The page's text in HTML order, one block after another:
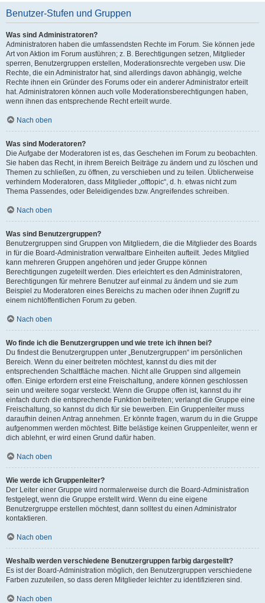
Benutzer-Stufen und Gruppen
Was sind Administratoren?
Administratoren haben die umfassendsten Rechte im Forum. Sie können jede
Art von Aktion im Forum ausführen; z. B. Berechtigungen setzen, Mitglieder
sperren, Benutzergruppen erstellen, Moderationsrechte vergeben usw. Die
Rechte, die ein Administrator hat, sind allerdings davon abhängig, welche
Rechte ihnen ein Gründer des Forums oder ein anderer Administrator erteilt
hat. Administratoren können auch volle Moderationsberechtigungen haben,
wenn ihnen das entsprechende Recht erteilt wurde.
Nach oben
Was sind Moderatoren?
Die Aufgabe der Moderatoren ist es, das Geschehen im Forum zu beobachten.
Sie haben das Recht, in ihrem Bereich Beiträge zu ändern und zu löschen und
Themen zu schließen, zu öffnen, zu verschieben und zu teilen. Üblicherweise
verhindern Moderatoren, dass Mitglieder „offtopic“, d. h. etwas nicht zum
Thema Passendes, oder Beleidigendes bzw. Angreifendes schreiben.
Nach oben
Was sind Benutzergruppen?
Benutzergruppen sind Gruppen von Mitgliedern, die die Mitglieder des Boards
in für die Board-Administration verwaltbare Einheiten aufteilt. Jedes Mitglied
kann mehreren Gruppen angehören und jeder Gruppe können
Berechtigungen zugeteilt werden. Dies erleichtert es den Administratoren,
Berechtigungen für mehrere Benutzer auf einmal zu ändern und sie zum
Beispiel zu Moderatoren eines Bereichs zu machen oder ihnen Zugriff zu
einem nichtöffentlichen Forum zu geben.
Nach oben
Wo finde ich die Benutzergruppen und wie trete ich ihnen bei?
Du findest die Benutzergruppen unter „Benutzergruppen“ im persönlichen
Bereich. Wenn du einer beitreten möchtest, kannst du dies mit der
entsprechenden Schaltfläche machen. Nicht alle Gruppen sind allgemein
offen. Einige erfordern erst eine Freischaltung, andere können geschlossen
sein und weitere sogar versteckt. Wenn die Gruppe offen ist, kannst du ihr
einfach durch die entsprechende Funktion beitreten; verlangt die Gruppe eine
Freischaltung, so kannst du dich für sie bewerben. Ein Gruppenleiter muss
daraufhin deinen Antrag annehmen. Er könnte fragen, warum du in die Gruppe
aufgenommen werden möchtest. Bitte belästige keinen Gruppenleiter, wenn er
dich ablehnt, er wird einen Grund dafür haben.
Nach oben
Wie werde ich Gruppenleiter?
Der Leiter einer Gruppe wird normalerweise durch die Board-Administration
festgelegt, wenn die Gruppe erstellt wird. Wenn du eine eigene
Benutzergruppe erstellen möchtest, dann solltest du einen Administrator
kontaktieren.
Nach oben
Weshalb werden verschiedene Benutzergruppen farbig dargestellt?
Es ist der Board-Administration möglich, den Benutzergruppen verschiedene
Farben zuzuteilen, so dass deren Mitglieder leichter zu identifizieren sind.
Nach oben